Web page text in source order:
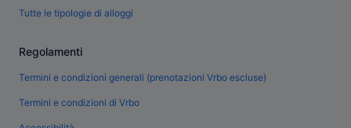
Tutte le tipologie di alloggi
Regolamenti
Termini e condizioni generali (prenotazioni Vrbo escluse)
Termini e condizioni di Vrbo